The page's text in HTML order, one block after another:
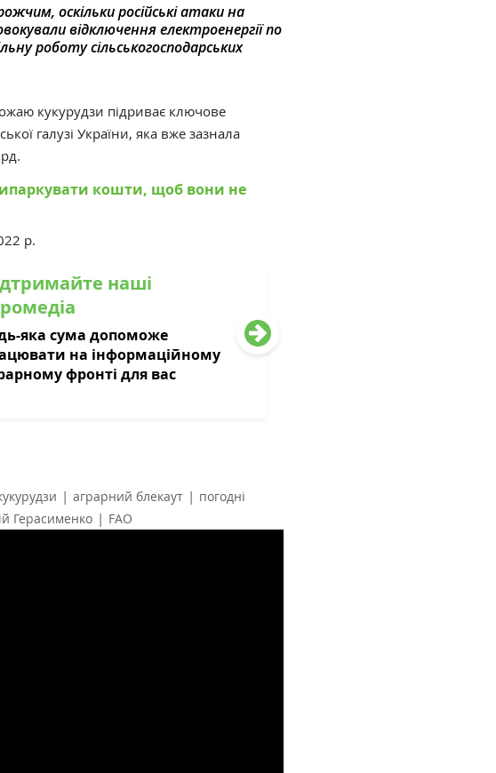
оскільки російські атаки на
відключення електроенергії по
роботу сільськогосподарських
кукурудзи підриває ключове
галузі України, яка вже зазнала
кошти, щоб вони не
р.
наші
яка сума допоможе
на інформаційному
фронті для вас
| аграрний блекаут | погодні
Герасименко | FAO